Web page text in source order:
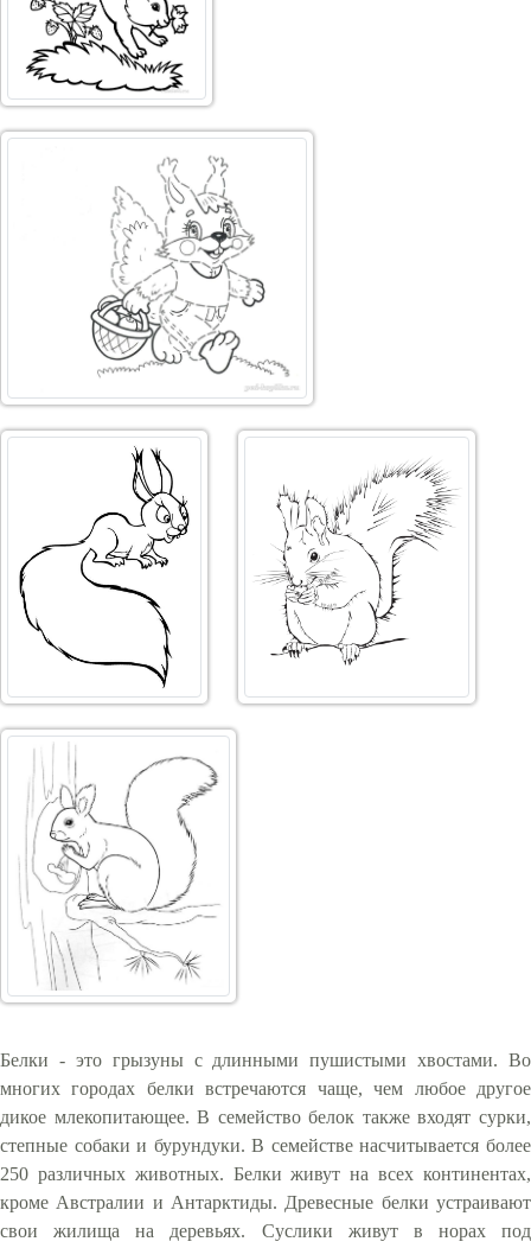
Белки - это грызуны с длинными пушистыми хвостами. Во
многих городах белки встречаются чаще, чем любое другое
дикое млекопитающее. В семейство белок также входят сурки,
степные собаки и бурундуки. В семействе насчитывается более
250 различных животных. Белки живут на всех континентах,
кроме Австралии и Антарктиды. Древесные белки устраивают
свои жилища на деревьях. Суслики живут в норах под